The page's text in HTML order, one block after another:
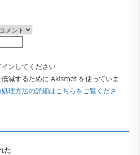
ンしてください
減するために Akismet を使っていま
理方法の詳細はこちらをご覧くださ
た